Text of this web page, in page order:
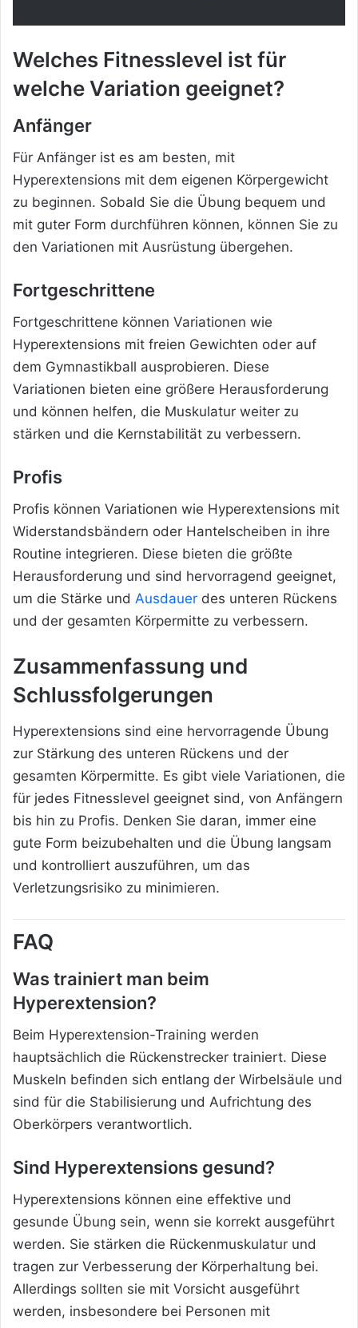
Welches Fitnesslevel ist für
welche Variation geeignet?
Anfänger
Für Anfänger ist es am besten, mit
Hyperextensions mit dem eigenen Körpergewicht
zu beginnen. Sobald Sie die Übung bequem und
mit guter Form durchführen können, können Sie zu
den Variationen mit Ausrüstung übergehen.
Fortgeschrittene
Fortgeschrittene können Variationen wie
Hyperextensions mit freien Gewichten oder auf
dem Gymnastikball ausprobieren. Diese
Variationen bieten eine größere Herausforderung
und können helfen, die Muskulatur weiter zu
stärken und die Kernstabilität zu verbessern.
Profis
Profis können Variationen wie Hyperextensions mit
Widerstandsbändern oder Hantelscheiben in ihre
Routine integrieren. Diese bieten die größte
Herausforderung und sind hervorragend geeignet,
um die Stärke und Ausdauer des unteren Rückens
und der gesamten Körpermitte zu verbessern.
Zusammenfassung und
Schlussfolgerungen
Hyperextensions sind eine hervorragende Übung
zur Stärkung des unteren Rückens und der
gesamten Körpermitte. Es gibt viele Variationen, die
für jedes Fitnesslevel geeignet sind, von Anfängern
bis hin zu Profis. Denken Sie daran, immer eine
gute Form beizubehalten und die Übung langsam
und kontrolliert auszuführen, um das
Verletzungsrisiko zu minimieren.
FAQ
Was trainiert man beim
Hyperextension?
Beim Hyperextension-Training werden
hauptsächlich die Rückenstrecker trainiert. Diese
Muskeln befinden sich entlang der Wirbelsäule und
sind für die Stabilisierung und Aufrichtung des
Oberkörpers verantwortlich.
Sind Hyperextensions gesund?
Hyperextensions können eine effektive und
gesunde Übung sein, wenn sie korrekt ausgeführt
werden. Sie stärken die Rückenmuskulatur und
tragen zur Verbesserung der Körperhaltung bei.
Allerdings sollten sie mit Vorsicht ausgeführt
werden, insbesondere bei Personen mit